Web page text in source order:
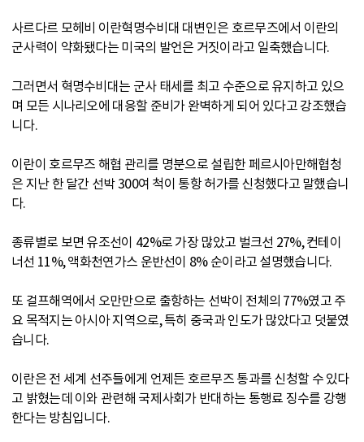
사르다르 모헤비 이란혁명수비대 대변인은 호르무즈에서 이란의
군사력이 약화됐다는 미국의 발언은 거짓이라고 일축했습니다.
그러면서 혁명수비대는 군사 태세를 최고 수준으로 유지하고 있으
며 모든 시나리오에 대응할 준비가 완벽하게 되어 있다고 강조했습
니다.
이란이 호르무즈 해협 관리를 명분으로 설립한 페르시아만해협청
은 지난 한 달간 선박 300여 척이 통항 허가를 신청했다고 말했습니
다.
종류별로 보면 유조선이 42%로 가장 많았고 벌크선 27%, 컨테이
너선 11%, 액화천연가스 운반선이 8% 순이라고 설명했습니다.
또 걸프해역에서 오만만으로 출항하는 선박이 전체의 77%였고 주
요 목적지는 아시아 지역으로, 특히 중국과 인도가 많았다고 덧붙였
습니다.
이란은 전 세계 선주들에게 언제든 호르무즈 통과를 신청할 수 있다
고 밝혔는데 이와 관련해 국제사회가 반대하는 통행료 징수를 강행
한다는 방침입니다.